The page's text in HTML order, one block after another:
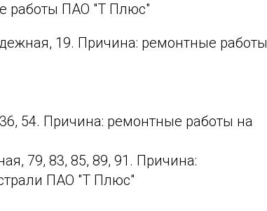
работы ПАО "Т Плюс"
19. Причина: ремонтные работы
54. Причина: ремонтные работы на
79, 83, 85, 89, 91. Причина:
ПАО "Т Плюс"